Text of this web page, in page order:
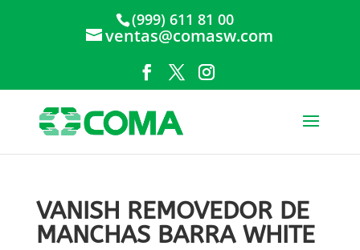
(999) 611 81 00
ventas@comasw.com
VANISH REMOVEDOR DE
MANCHAS BARRA WHITE